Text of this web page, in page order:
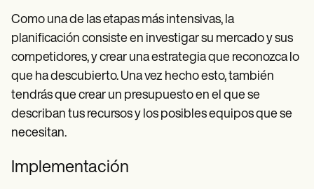
Como una de las etapas más intensivas, la
planificación consiste en investigar su mercado y sus
competidores, y crear una estrategia que reconozca lo
que ha descubierto. Una vez hecho esto, también
tendrás que crear un presupuesto en el que se
describan tus recursos y los posibles equipos que se
necesitan.
Implementación